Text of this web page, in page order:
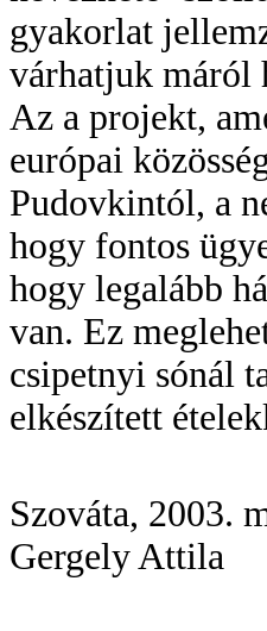
gyakorlat
várhatjuk máról
Az a projekt,
európai
Pudovkintól, a
hogy fontos
hogy legalább
van. Ez
csipetnyi sónál
elkészített
Szováta, 2003.
Gergely Attila